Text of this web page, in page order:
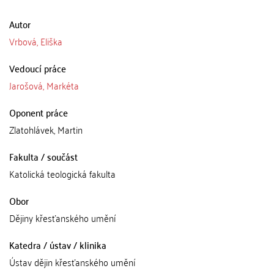
Autor
Vrbová, Eliška
Vedoucí práce
Jarošová, Markéta
Oponent práce
Zlatohlávek, Martin
Fakulta / součást
Katolická teologická fakulta
Obor
Dějiny křesťanského umění
Katedra / ústav / klinika
Ústav dějin křesťanského umění